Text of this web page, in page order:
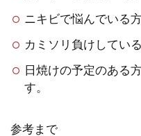
ニキビで悩んでいる
カミソリ負けしてい
日焼けの予定のある
す。
参考まで